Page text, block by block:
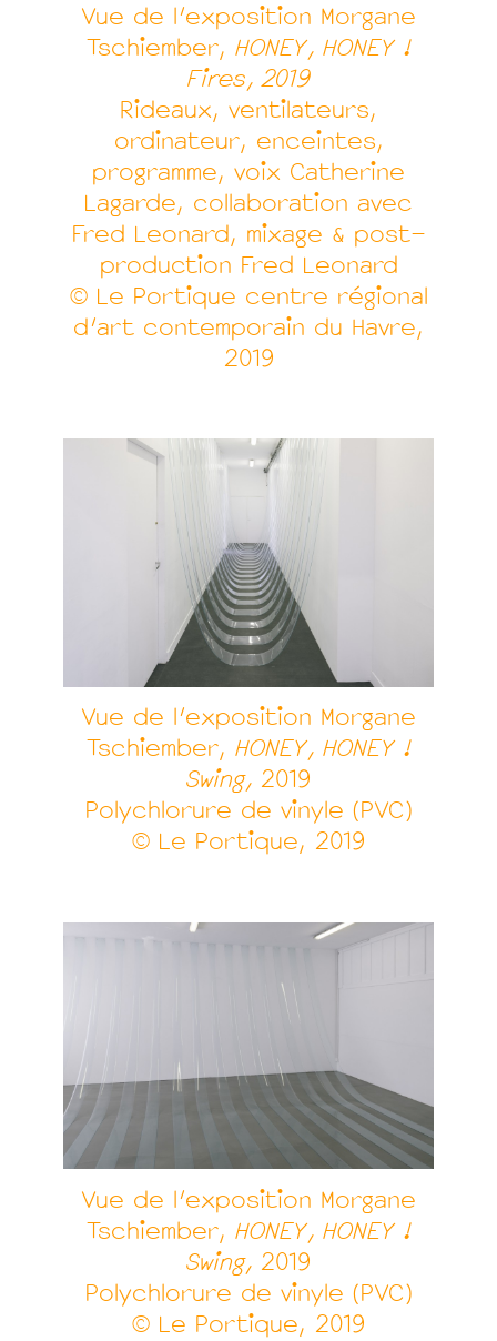
Vue de l’exposition Morgane
Tschiember, HONEY, HONEY !
Fires, 2019
Rideaux, ventilateurs,
ordinateur, enceintes,
programme, voix Catherine
Lagarde, collaboration avec
Fred Leonard, mixage & post-
production Fred Leonard
© Le Portique centre régional
d’art contemporain du Havre,
2019
Vue de l’exposition Morgane
Tschiember, HONEY, HONEY !
Swing, 2019
Polychlorure de vinyle (PVC)
© Le Portique, 2019
Vue de l’exposition Morgane
Tschiember, HONEY, HONEY !
Swing, 2019
Polychlorure de vinyle (PVC)
© Le Portique, 2019